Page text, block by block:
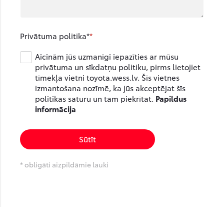
Privātuma politika*
Aicinām jūs uzmanīgi iepazīties ar mūsu
privātuma un sīkdatņu politiku, pirms lietojiet
tīmekļa vietni toyota.wess.lv. Šīs vietnes
izmantošana nozīmē, ka jūs akceptējat šīs
politikas saturu un tam piekrītat. Papildus
informācija
Sūtīt
* obligāti aizpildāmie lauki